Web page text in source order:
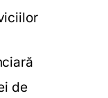
de